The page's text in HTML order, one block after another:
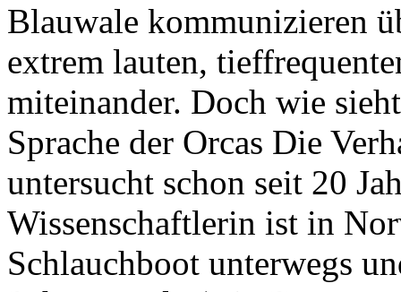
Blauwale kommunizieren
extrem lauten,
miteinander. Doch wie
Sprache der Orcas Die
untersucht schon seit 20
Wissenschaftlerin ist in
Schlauchboot unterwegs